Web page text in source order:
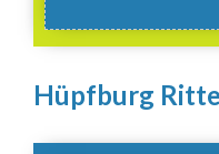
Hüpfburg